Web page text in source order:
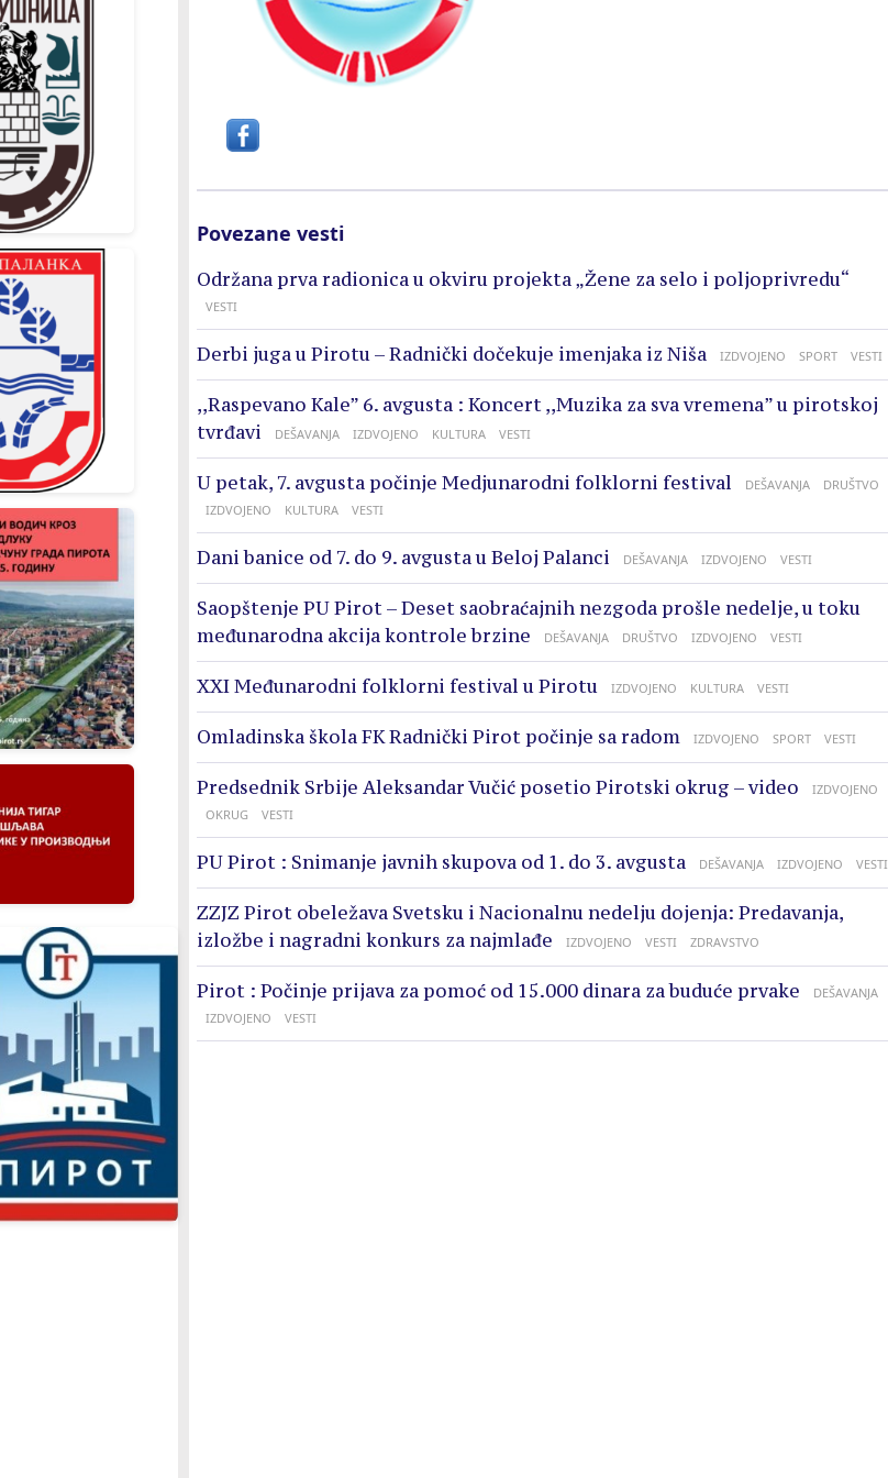
Povezane vesti
Održana prva radionica u okviru projekta „Žene za selo i poljoprivredu“
VESTI
Derbi juga u Pirotu – Radnički dočekuje imenjaka iz Niša IZDVOJENO SPORT VESTI
,,Raspevano Kale” 6. avgusta : Koncert ,,Muzika za sva vremena” u pirotskoj
tvrđavi
DEŠAVANJA IZDVOJENO KULTURA VESTI
U petak, 7. avgusta počinje Medjunarodni folklorni festival DEŠAVANJA
DRUŠTVO
IZDVOJENO
KULTURA VESTI
Dani banice od 7. do 9. avgusta u Beloj Palanci DEŠAVANJA IZDVOJENO VESTI
Saopštenje PU Pirot – Deset saobraćajnih nezgoda prošle nedelje, u toku
međunarodna akcija kontrole brzine
DEŠAVANJA DRUŠTVO IZDVOJENO VESTI
XXI Međunarodni folklorni festival u Pirotu IZDVOJENO KULTURA VESTI
Omladinska škola FK Radnički Pirot počinje sa radom IZDVOJENO SPORT VESTI
Predsednik Srbije Aleksandar Vučić posetio Pirotski okrug – video
IZDVOJENO
OKRUG
VESTI
PU Pirot : Snimanje javnih skupova od 1. do 3. avgusta DEŠAVANJA IZDVOJENO VESTI
ZZJZ Pirot obeležava Svetsku i Nacionalnu nedelju dojenja: Predavanja,
izložbe i nagradni konkurs za najmlađe
IZDVOJENO VESTI ZDRAVSTVO
Pirot : Počinje prijava za pomoć od 15.000 dinara za buduće prvake
DEŠAVANJA
IZDVOJENO
VESTI